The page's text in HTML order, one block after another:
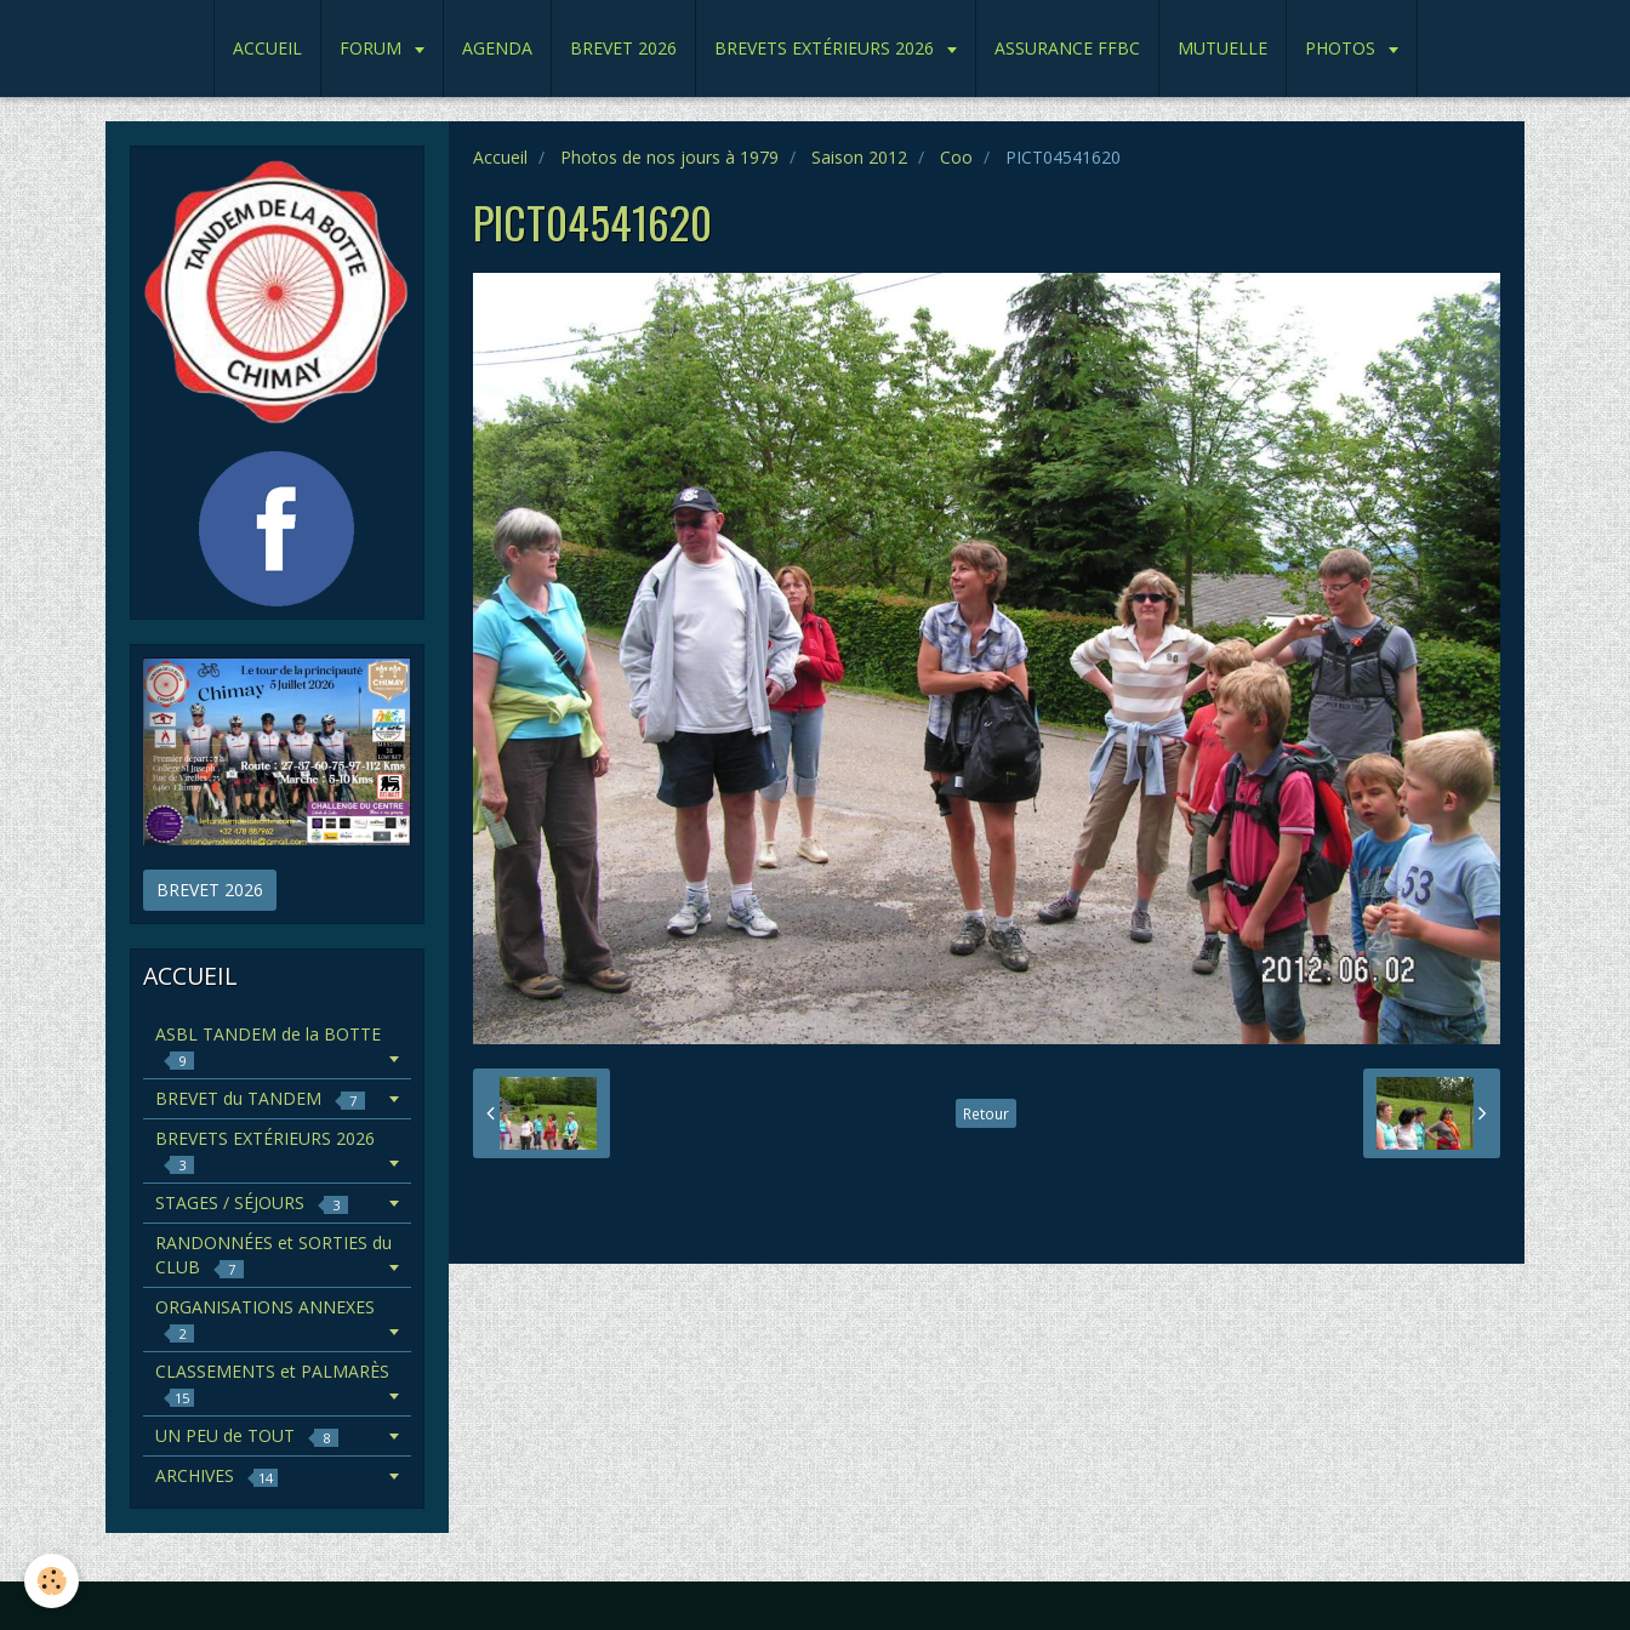
ACCUEIL FORUM AGENDA BREVET 2026 BREVETS EXTÉRIEURS 2026 ASSURANCE FFBC MUTUELLE PHOTOS
Accueil Photos de nos jours à 1979 Saison 2012 Coo PICT04541620
PICT04541620
Retour
BREVET 2026
ACCUEIL
ASBL TANDEM de la BOTTE
9
BREVET du TANDEM 7
BREVETS EXTÉRIEURS 2026
3
STAGES / SÉJOURS 3
RANDONNÉES et SORTIES du
CLUB
7
ORGANISATIONS ANNEXES
2
CLASSEMENTS et PALMARÈS
15
UN PEU de TOUT 8
ARCHIVES 14